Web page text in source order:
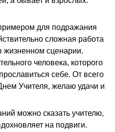
для подражания
сложная работа
жизненном сценарии.
человека, которого
себе. От всего
Учителя, желаю удачи и
можно сказать учителю,
на подвиги.